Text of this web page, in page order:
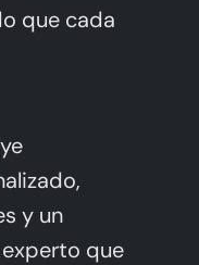
que cada
y un
que